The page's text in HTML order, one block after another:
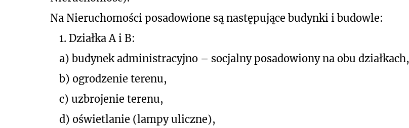
Na Nieruchomości posadowione są następujące budynki i budowle:
1. Działka A i B:
a) budynek administracyjno – socjalny posadowiony na obu działkach,
b) ogrodzenie terenu,
c) uzbrojenie terenu,
d) oświetlanie (lampy uliczne),